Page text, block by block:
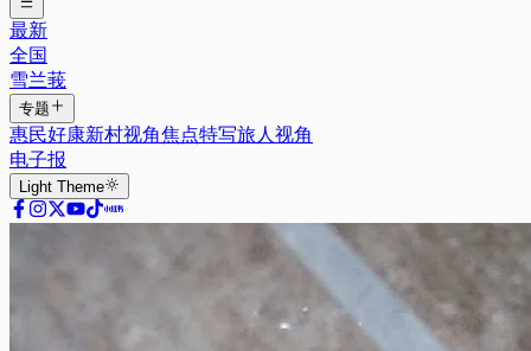
最新
全国
雪兰莪
专题
惠民好康新村视角焦点特写旅人视角
电子报
Light Theme